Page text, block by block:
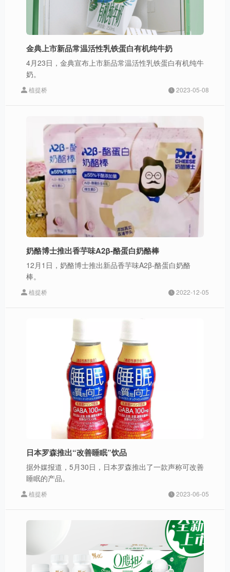
金典上市新品常温活性乳铁蛋白有机纯牛奶
4月23日，金典宣布上市新品常温活性乳铁蛋白有机纯牛
奶。
植提桥 2023-05-08
奶酪博士推出香芋味A2β-酪蛋白奶酪棒
12月1日，奶酪博士推出新品香芋味A2β-酪蛋白奶酪
棒。
植提桥 2022-12-05
日本罗森推出“改善睡眠”饮品
据外媒报道，5月30日，日本罗森推出了一款声称可改善
睡眠的产品。
植提桥 2023-06-05